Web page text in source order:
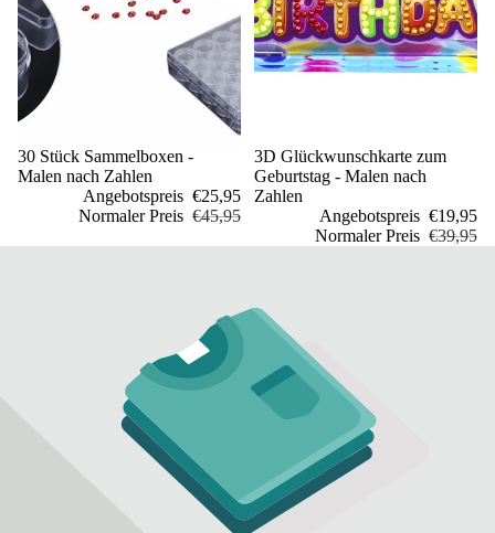
Sale
30 Stück Sammelboxen -
Malen nach Zahlen
Angebotspreis €25,95
Normaler Preis €45,95
Sale
3D Glückwunschkarte zum
Geburtstag - Malen nach
Zahlen
Angebotspreis €19,95
Normaler Preis €39,95